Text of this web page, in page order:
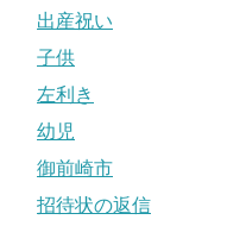
出産祝い
子供
左利き
幼児
御前崎市
招待状の返信